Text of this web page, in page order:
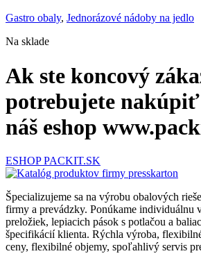
Gastro obaly, Jednorázové nádoby na jedlo
Na sklade
Ak ste koncový
potrebujete
náš eshop
ESHOP PACKIT.SK
Špecializujeme sa na výrobu obalových
firmy a prevádzky. Ponúkame individuálnu
preložiek, lepiacich pások s potlačou a
špecifikácií klienta. Rýchla výroba,
ceny, flexibilné objemy, spoľahlivý servis